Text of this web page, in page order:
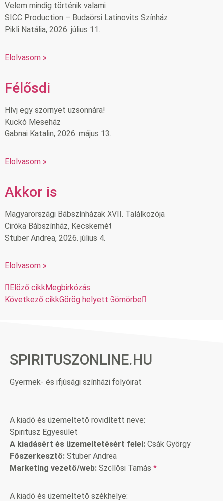
Velem mindig történik valami
SICC Production – Budaörsi Latinovits Színház
Pikli Natália, 2026. július 11.
Elolvasom »
Félősdi
Hívj egy szörnyet uzsonnára!
Kuckó Meseház
Gabnai Katalin, 2026. május 13.
Elolvasom »
Akkor is
Magyarországi Bábszínházak XVII. Találkozója
Ciróka Bábszínház, Kecskemét
Stuber Andrea, 2026. július 4.
Elolvasom »
Elöző cikkMegbirkózás
Következő cikkGörög helyett Gömörbe
SPIRITUSZONLINE.HU
Gyermek- és ifjúsági színházi folyóirat
A kiadó és üzemeltető rövidített neve:
Spiritusz Egyesület
A kiadásért és üzemeltetésért felel: Csák György
Főszerkesztő: Stuber Andrea
Marketing vezető/web: Szöllősi Tamás *
A kiadó és üzemeltető székhelye: